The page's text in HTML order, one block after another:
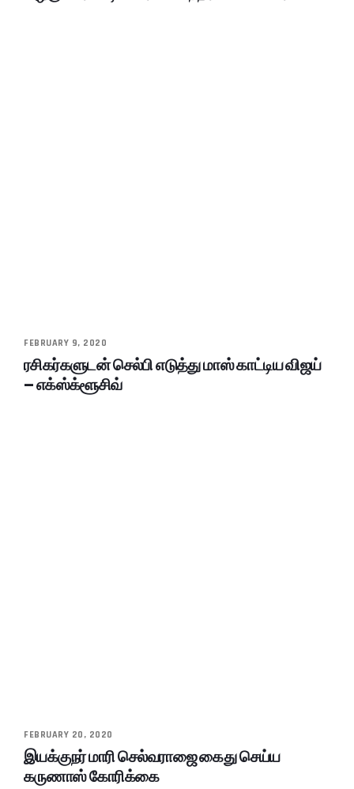
FEBRUARY 9, 2020
ரசிகர்களுடன் செல்பி எடுத்து மாஸ் காட்டிய விஜய்
– எக்ஸ்க்ளூசிவ்
FEBRUARY 20, 2020
இயக்குநர் மாரி செல்வராஜை கைது செய்ய
கருணாஸ் கோரிக்கை